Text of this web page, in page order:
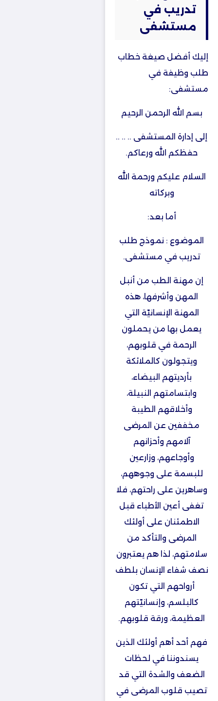
تدريب في
مستشفى
إليك أفضل صيغة خطاب
طلب وظيفة في
مستشفى:
بسم الله الرحمن الرحيم
إلى إدارة المستشفى .. .. ..
حفظكم الله ورعاكم.
السلام عليكم ورحمة الله
وبركاته
أما بعد:
الموضوع : نموذج طلب
تدريب في مستشفى.
إن مهنة الطب من أنبل
المهن وأشرفها، هذه
المهنة الإنسانيّة التي
يعمل بها من يحملون
الرحمة في قلوبهم،
ويتجولون كالملائكة
بأرديتهم البيضاء،
وابتسامتهم النبيلة،
وأخلاقهم الطيبة
مخففين عن المرضى
آلامهم وأحزانهم
وأوجاعهم، وزارعين
للبسمة على وجوههم،
وساهرين على راحتهم، فلا
تغفى أعين الأطباء قبل
الاطمئنان على أولئك
المرضى والتأكد من
سلامتهم، لذا هم يعتبرون
نصف شفاء الإنسان بلطف
أرواحهم التي تكون
كالبلسم، وإنسانيّتهم
العظيمة، ورقة قلوبهم.
فهم أحد أهم أولئك الذين
يسندوننا في لحظات
الضعف والشدة التي قد
تصيب قلوب المرضى في